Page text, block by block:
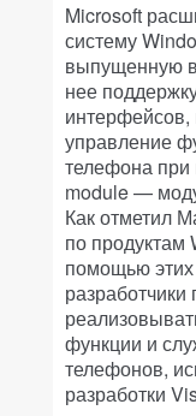
Microsoft
систему
выпущенную
нее
управление
телефона
module —
Как отметил
по продуктам
помощью
функции и
телефонов,
разработки